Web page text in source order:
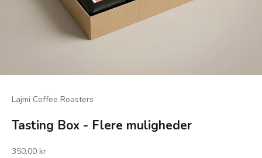
Lajmi Coffee Roasters
Tasting Box - Flere muligheder
Salgspris
350,00 kr